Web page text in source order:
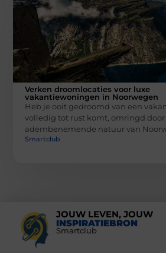
Verken droomlocaties voor luxe
vakantiewoningen in Noorwegen
Heb je ooit gedroomd van een
volledig tot rust komt, omringd door
adembenemende natuur van
Smartclub
JOUW LEVEN, JOUW
INSPIRATIEBRON
Smartclub